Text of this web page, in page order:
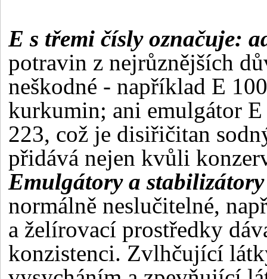
E s třemi čísly označuje:
potravin z nejrůznějších
neškodné - například E
kurkumin; ani emulgátor
223, což je disiřičitan
přidává nejen kvůli
Emulgátory a
normálně neslučitelné,
a želírovací prostředky
konzistenci. Zvlhčující